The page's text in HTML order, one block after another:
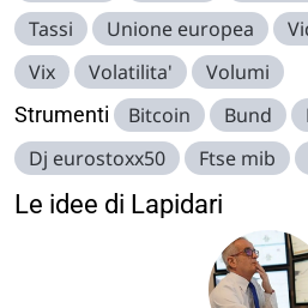
Tassi
Unione europea
Vix
Volatilita' Volumi
Strumenti Bitcoin Bund
Dj eurostoxx50
Ftse mib
Le idee di Lapidari